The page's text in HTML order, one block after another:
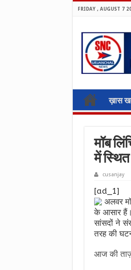
FRIDAY , AUGUST 7
ख़ास
मॉब
में स्थित
cusanjay
[ad_1]
अलवर
के आसार
सांसदों ने
तरह की
आज की